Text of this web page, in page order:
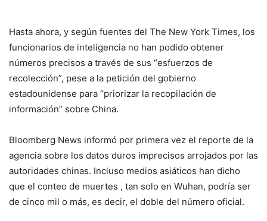
Hasta ahora, y según fuentes del The New York Times, los
funcionarios de inteligencia no han podido obtener
números precisos a través de sus “esfuerzos de
recolección”, pese a la petición del gobierno
estadounidense para “priorizar la recopilación de
información” sobre China.
Bloomberg News informó por primera vez el reporte de la
agencia sobre los datos duros imprecisos arrojados por las
autoridades chinas. Incluso medios asiáticos han dicho
que el conteo de muertes , tan solo en Wuhan, podría ser
de cinco mil o más, es decir, el doble del número oficial.